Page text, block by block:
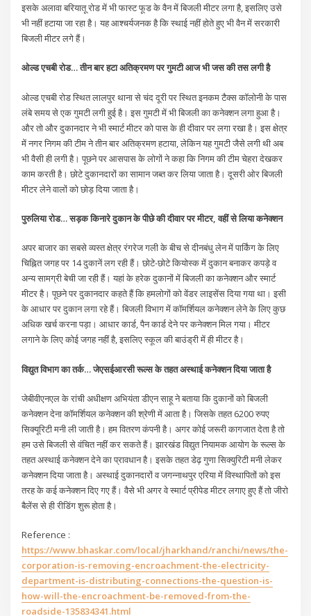
इसके अलावा बरियातू रोड में भी फास्ट फूड के वैन में बिजली मीटर लगा है, इसलिए उसे
भी नहीं हटाया जा रहा है। यह आश्चर्यजनक है कि स्थाई नहीं होते हुए भी वैन में सरकारी
बिजली मीटर लगे हैं।
ओल्ड एचबी रोड… तीन बार हटा अतिक्रमण पर गुमटी आज भी जस की तस लगी है
ओल्ड एचबी रोड स्थित लालपुर थाना से चंद दूरी पर स्थित इनकम टैक्स कॉलोनी के पास
लंबे समय से एक गुमटी लगी हुई है। इस गुमटी में भी बिजली का कनेक्शन लगा हुआ है।
और तो और दुकानदार ने भी स्मार्ट मीटर को पास के ही दीवार पर लगा रखा है। इस क्षेत्र
में नगर निगम की टीम ने तीन बार अतिक्रमण हटाया, लेकिन यह गुमटी जैसे लगी थी अब
भी वैसी ही लगी है। पूछने पर आसपास के लोगों ने कहा कि निगम की टीम चेहरा देखकर
काम करती है। छोटे दुकानदारों का सामान जब्त कर लिया जाता है। दूसरी ओर बिजली
मीटर लेने वालों को छोड़ दिया जाता है।
पुरुलिया रोड… सड़क किनारे दुकान के पीछे की दीवार पर मीटर, वहीं से लिया कनेक्शन
अपर बाजार का सबसे व्यस्त क्षेत्र रंगरेज गली के बीच से दीनबंधु लेन में पार्किंग के लिए
चिह्नित जगह पर 14 दुकानें लग रही हैं। छोटे-छोटे कियोस्क में दुकान बनाकर कपड़े व
अन्य सामग्री बेची जा रही हैं। यहां के हरेक दुकानों में बिजली का कनेक्शन और स्मार्ट
मीटर है। पूछने पर दुकानदार कहते हैं कि हमलोगों को वेंडर लाइसेंस दिया गया था। इसी
के आधार पर दुकान लगा रहे हैं। बिजली विभाग में कॉमर्शियल कनेक्शन लेने के लिए कुछ
अधिक खर्च करना पड़ा। आधार कार्ड, पैन कार्ड देने पर कनेक्शन मिल गया। मीटर
लगाने के लिए कोई जगह नहीं है, इसलिए स्कूल की बाउंड्री में ही मीटर है।
विद्युत विभाग का तर्क… जेएसईआरसी रूल्स के तहत अस्थाई कनेक्शन दिया जाता है
जेबीवीएनएल के रांची अधीक्षण अभियंता डीएन साहू ने बताया कि दुकानों को बिजली
कनेक्शन देना कॉमर्शियल कनेक्शन की श्रेणी में आता है। जिसके तहत 6200 रुपए
सिक्यूरिटी मनी ली जाती है। हम वितरण कंपनी है। अगर कोई जरूरी कागजात देता है तो
हम उसे बिजली से वंचित नहीं कर सकते हैं। झारखंड विद्युत नियामक आयोग के रूल्स के
तहत अस्थाई कनेक्शन देने का प्रावधान है। इसके तहत डेढ़ गुणा सिक्युरिटी मनी लेकर
कनेक्शन दिया जाता है। अस्थाई दुकानदारों व जगन्नाथपुर एरिया में विस्थापितों को इस
तरह के कई कनेक्शन दिए गए हैं। वैसे भी अगर वे स्मार्ट प्रीपेड मीटर लगाए हुए हैं तो जीरो
बैलेंस से ही री​डिंग शुरू होता है।
Reference :
https://www.bhaskar.com/local/jharkhand/ranchi/news/the-
corporation-is-removing-encroachment-the-electricity-
department-is-distributing-connections-the-question-is-
how-will-the-encroachment-be-removed-from-the-
roadside-135834341.html